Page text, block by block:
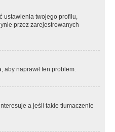
ustawienia twojego profilu,
przez zarejestrowanych
aby naprawił ten problem.
a jeśli takie tłumaczenie